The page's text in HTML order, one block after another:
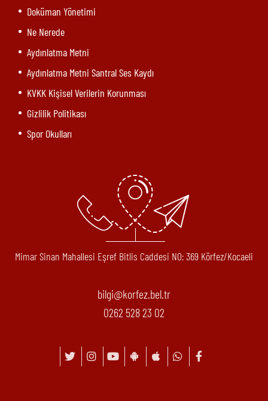
Doküman Yönetimi
Ne Nerede
Aydınlatma Metni
Aydınlatma Metni Santral Ses Kaydı
KVKK Kişisel Verilerin Korunması
Gizlilik Politikası
Spor Okulları
Mimar Sinan Mahallesi Eşref Bitlis Caddesi N0: 369 Körfez/Kocaeli
bilgi@korfez.bel.tr
0262 528 23 02